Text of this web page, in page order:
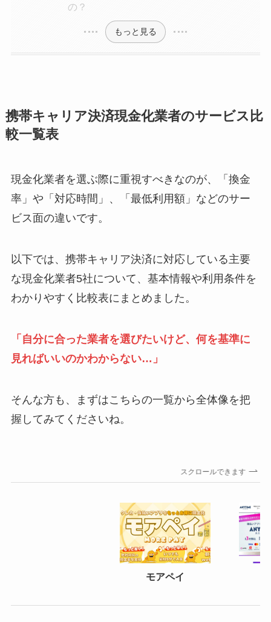
の？
もっと見る
携帯キャリア決済現金化業者のサービス比
較一覧表
現金化業者を選ぶ際に重視すべきなのが、「換金
率」や「対応時間」、「最低利用額」などのサー
ビス面の違いです。
以下では、携帯キャリア決済に対応している主要
な現金化業者5社について、基本情報や利用条件を
わかりやすく比較表にまとめました。
「自分に合った業者を選びたいけど、何を基準に
見ればいいのかわからない…」
そんな方も、まずはこちらの一覧から全体像を把
握してみてくださいね。
スクロールできます
モアペイ